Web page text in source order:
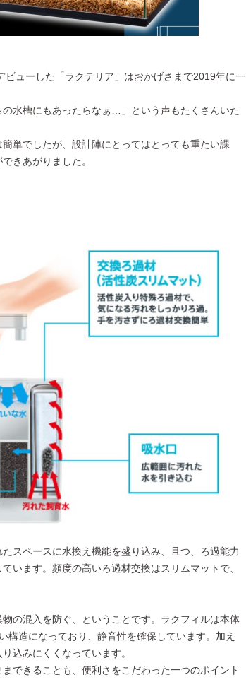
ューした「ラクテリア」はおかげさまで2019年に一
水槽にもあったらなぁ…」という声もたくさんいた
単でしたが、設計陣にとってはとっても重たい課
きあがりました。
スペースに水換え機能を盛り込み、且つ、ろ過能力
います。頻度の高いろ過材交換はスリムマットで、
の混入を防ぐ、ということです。ラクフィルは本体
造になっており、静音性を確保しています。加え
込みにくくなっています。
できることも、便利さをこだわった一つのポイント